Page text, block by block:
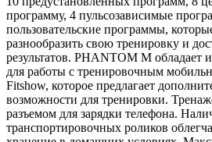
программу, 4 пульсозависимые
пользовательские программы,
разнообразить свою тренировку и
результатов. PHANTOM M обладает
для работы с тренировочным
Fitshow, которое предлагает
возможности для тренировки.
разъемом для зарядки телефона.
транспортировочных роликов